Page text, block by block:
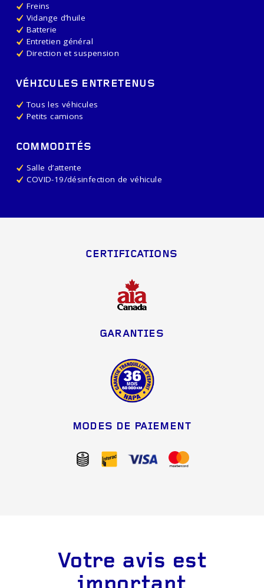
Freins
Vidange d’huile
Batterie
Entretien général
Direction et suspension
VÉHICULES ENTRETENUS
Tous les véhicules
Petits camions
COMMODITÉS
Salle d’attente
COVID-19/désinfection de véhicule
CERTIFICATIONS
GARANTIES
MODES DE PAIEMENT
Votre avis est